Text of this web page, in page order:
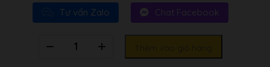
Tư vấn Zalo Chat Facebook